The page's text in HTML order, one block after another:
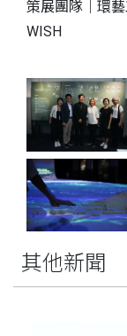
策展團隊｜環藝
WISH
其他新聞